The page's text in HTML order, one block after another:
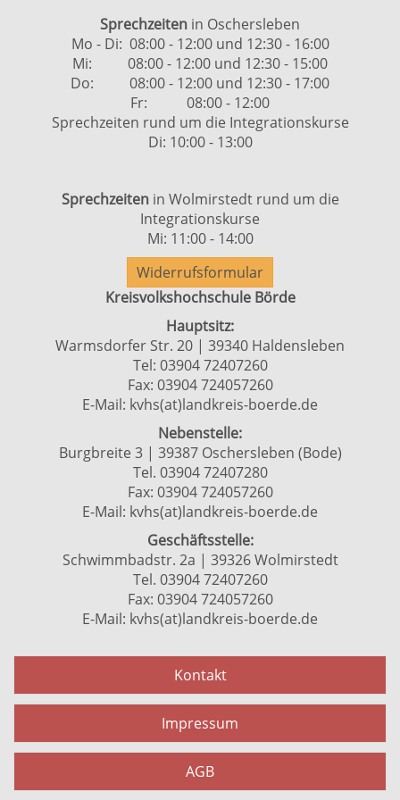
Sprechzeiten in Oschersleben
Mo - Di: 08:00 - 12:00 und 12:30 - 16:00
Mi: 08:00 - 12:00 und 12:30 - 15:00
Do: 08:00 - 12:00 und 12:30 - 17:00
Fr: 08:00 - 12:00
Sprechzeiten rund um die Integrationskurse
Di: 10:00 - 13:00
Sprechzeiten in Wolmirstedt rund um die
Integrationskurse
Mi: 11:00 - 14:00
Widerrufsformular
Kreisvolkshochschule Börde
Hauptsitz:
Warmsdorfer Str. 20 | 39340 Haldensleben
Tel: 03904 72407260
Fax: 03904 724057260
E-Mail: kvhs(at)landkreis-boerde.de
Nebenstelle:
Burgbreite 3 | 39387 Oschersleben (Bode)
Tel. 03904 72407280
Fax: 03904 724057260
E-Mail: kvhs(at)landkreis-boerde.de
Geschäftsstelle:
Schwimmbadstr. 2a | 39326 Wolmirstedt
Tel. 03904 72407260
Fax: 03904 724057260
E-Mail: kvhs(at)landkreis-boerde.de
Kontakt
Impressum
AGB